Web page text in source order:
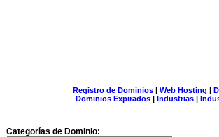
Registro de Dominios| Web Hosting |
Dominios Expirados | Industrias |
Categorías de Dominio: